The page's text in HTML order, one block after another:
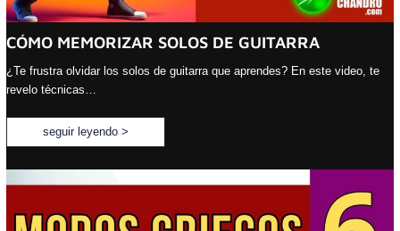
CÓMO MEMORIZAR SOLOS DE GUITARRA
¿Te frustra olvidar los solos de guitarra que aprendes? En este video, te
revelo técnicas…
seguir leyendo >